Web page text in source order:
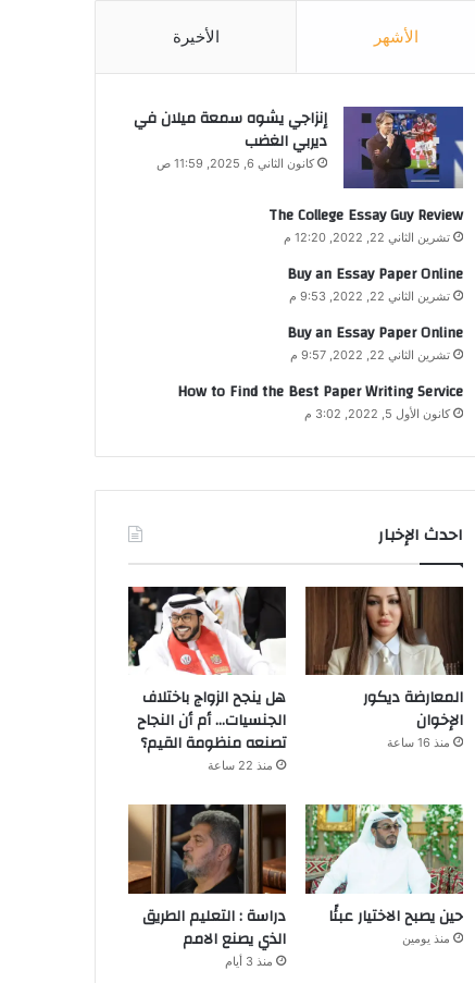
الأشهر الأخيرة
إنزاجي يشوه سمعة ميلان في
ديربي الغضب
كانون الثاني 6, 2025, 11:59 ص
The College Essay Guy Review
تشرين الثاني 22, 2022, 12:20 م
Buy an Essay Paper Online
تشرين الثاني 22, 2022, 9:53 م
Buy an Essay Paper Online
تشرين الثاني 22, 2022, 9:57 م
How to Find the Best Paper Writing Service
كانون الأول 5, 2022, 3:02 م
احدث الإخبار
المعارضة ديكور
الإخوان
منذ 16 ساعة
هل ينجح الزواج باختلاف
الجنسيات… أم أن النجاح
تصنعه منظومة القيم؟
منذ 22 ساعة
حين يصبح الاختيار عبئًا
منذ يومين
دراسة : التعليم الطريق
الذي يصنع الامم
منذ 3 أيام